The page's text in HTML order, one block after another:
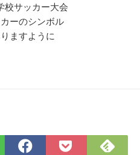
校サッカー大会
ーのシンボル
ますように
Facebook
Pocket